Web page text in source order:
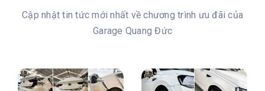
Cập nhật tin tức mới nhất về chương trình ưu đãi của
Garage Quang Đức